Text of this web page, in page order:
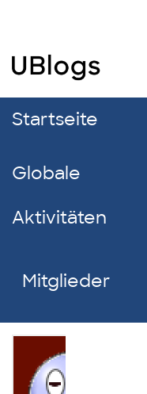
Startseite
Globale
Aktivitäten
Mitglieder